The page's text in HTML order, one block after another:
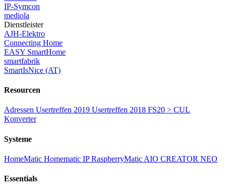
IP-Symcon
mediola
Dienstleister
AJH-Elektro
Connecting Home
EASY SmartHome
smartfabrik
SmartIsNice (AT)
Resourcen
Adressen Usertreffen 2019 Usertreffen 2018 FS20 > CUL
Konverter
Systeme
HomeMatic Homematic IPRaspberryMatic AIO CREATOR NEO
Essentials